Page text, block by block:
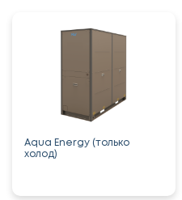
Aqua Energy (только
холод)